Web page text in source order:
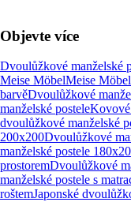
Objevte více
Dvoulůžkové manželské
Meise MöbelMeise Möbel
barvěDvoulůžkové
manželské posteleKovové
dvoulůžkové manželské
200x200Dvoulůžkové
manželské postele
prostoremDvoulůžkové
manželské postele s
roštemJaponské